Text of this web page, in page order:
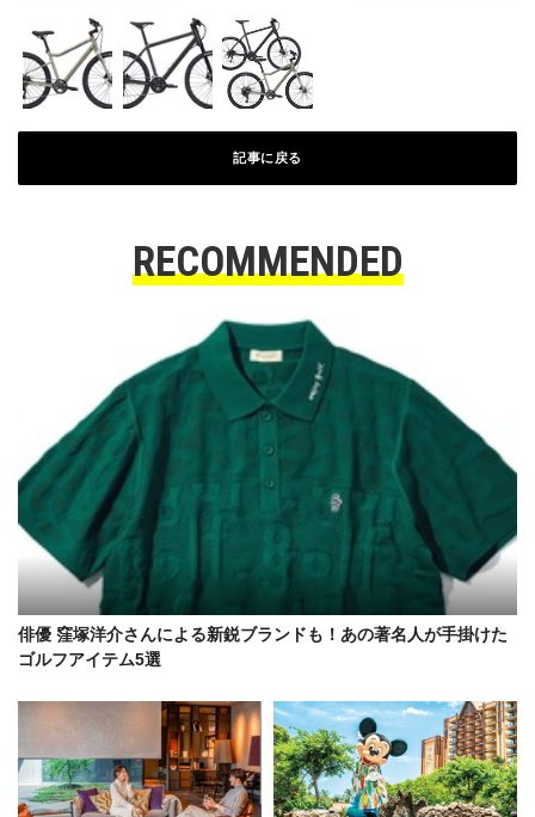
記事に戻る
RECOMMENDED
俳優 窪塚洋介さんによる新鋭ブランドも！あの著名人が手掛けた
ゴルフアイテム5選